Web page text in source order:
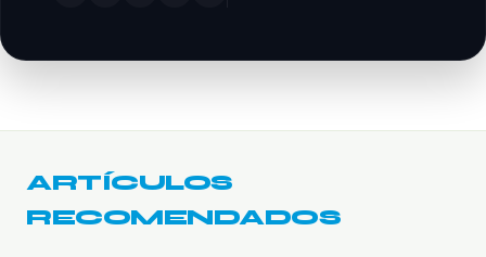
ARTÍCULOS
RECOMENDADOS